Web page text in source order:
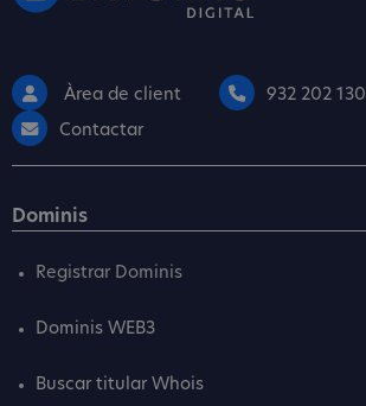
Àrea de client
932 202 130
Contactar
Dominis
Registrar Dominis
Dominis WEB3
Buscar titular Whois